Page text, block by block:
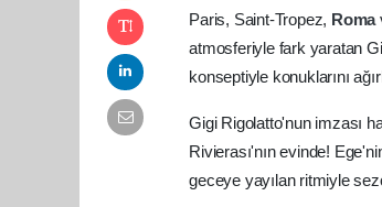
Paris, Saint-Tropez, Roma
atmosferiyle fark yaratan
konseptiyle konuklarını
Gigi Rigolatto'nun imzası
Rivierası'nın evinde!
geceye yayılan ritmiyle